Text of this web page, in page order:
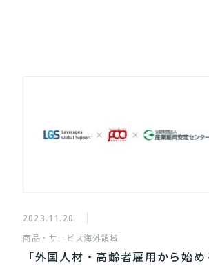
2023.11.20
商品・サービス海外領域
「外国人材・高齢者雇用から始め